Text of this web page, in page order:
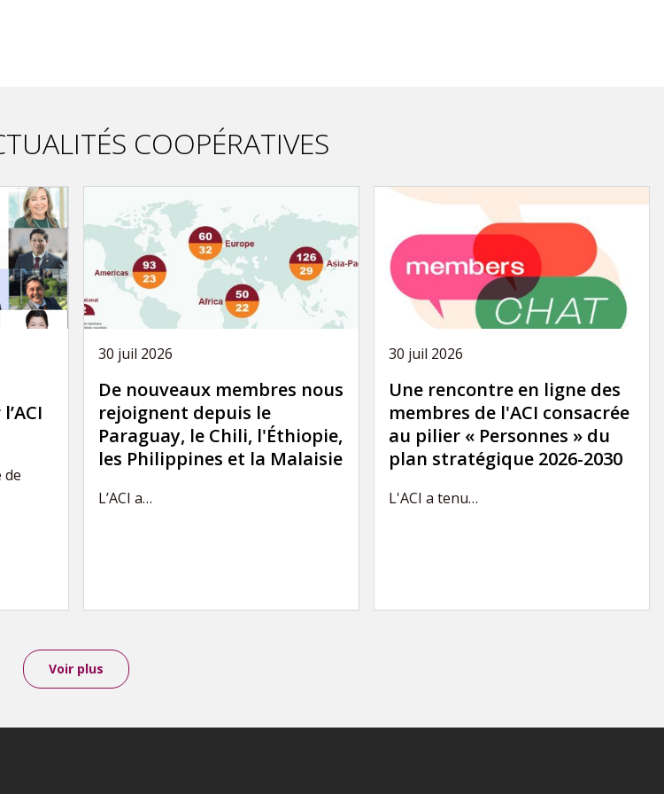
COOPÉRATIVES
de
30 juil 2026
De nouveaux membres nous
rejoignent depuis le
Paraguay, le Chili, l'Éthiopie,
les Philippines et la Malaisie
L’ACI a…
30 juil 2026
Une rencontre en ligne des
membres de l'ACI consacrée
au pilier « Personnes » du
plan stratégique 2026-2030
L'ACI a tenu…
Voir plus